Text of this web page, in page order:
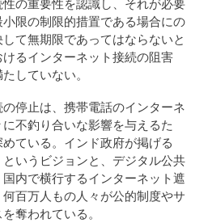
の重要性を認識し、それが必要
限の制限的措置である場合にの
て無期限であってはならないと
るインターネット接続の阻害
していない。
停止は、携帯電話のインターネ
不釣り合いな影響を与えるた
めている。インド政府が掲げる
というビジョンと、デジタル公共
内で横行するインターネット遮
百万人もの人々が公的制度やサ
奪われている。